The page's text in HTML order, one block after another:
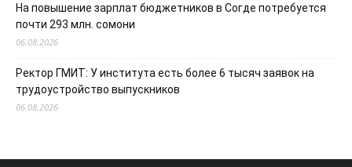
На повышение зарплат бюджетников в Согде потребуется
почти 293 млн. сомони
06.08.2026
Ректор ГМИТ: У института есть более 6 тысяч заявок на
трудоустройство выпускников
06.08.2026